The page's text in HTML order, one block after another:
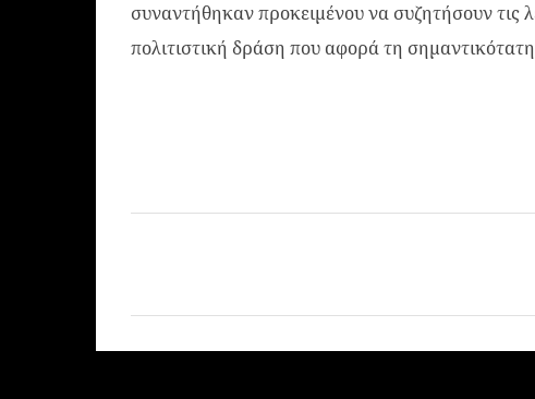
συναντήθηκαν προκειμένου να συζητήσουν τις
πολιτιστική δράση που αφορά τη